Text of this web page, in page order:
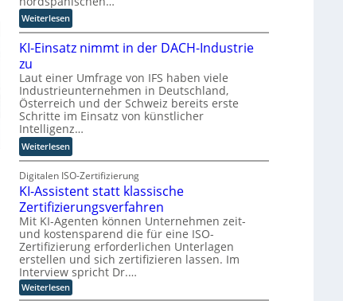
u
e
r
W
g
o
-
C
E
O
l
i
n
g
ü
r
T
a
t
o
r
t
e
Weiterlesen:
M
i
Q
u
a
n
t
e
n
c
o
m
p
u
t
i
n
g
KI-Einsatz nimmt in der DACH-Industrie
zu
Laut einer Umfrage von IFS haben viele
Industrieunternehmen in Deutschland,
Österreich und der Schweiz bereits erste
Schritte im Einsatz von künstlicher
Intelligenz…
Weiterlesen:
K
I
-
E
i
n
s
a
t
z
Digitalen ISO-Zertifizierung
KI-Assistent statt klassische
Zertifizierungsverfahren
Mit KI-Agenten können Unternehmen zeit-
und kostensparend die für eine ISO-
Zertifizierung erforderlichen Unterlagen
erstellen und sich zertifizieren lassen. Im
Interview spricht Dr.…
Weiterlesen:
K